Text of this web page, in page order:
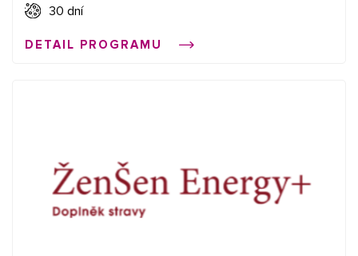
objednat na zkoušku zdarma. Za to náleží Publisherům
vydělávat propagací e-shopů v síti Affial.com. Pomůžeme
30 dní
DETAIL PROGRAMU